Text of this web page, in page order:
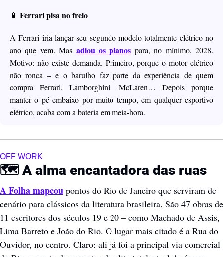
🔋 Ferrari pisa no freio
A Ferrari iria lançar seu segundo modelo totalmente elétrico no
ano que vem. Mas adiou os planos para, no mínimo, 2028.
Motivo: não existe demanda. Primeiro, porque o motor elétrico
não ronca – e o barulho faz parte da experiência de quem
compra Ferrari, Lamborghini, McLaren… Depois porque
manter o pé embaixo por muito tempo, em qualquer esportivo
elétrico, acaba com a bateria em meia-hora.
OFF WORK
🗺️ A alma encantadora das ruas
A Folha mapeou pontos do Rio de Janeiro que serviram de
cenário para clássicos da literatura brasileira. São 47 obras de
11 escritores dos séculos 19 e 20 – como Machado de Assis,
Lima Barreto e João do Rio. O lugar mais citado é a Rua do
Ouvidor, no centro. Claro: ali já foi a principal via comercial